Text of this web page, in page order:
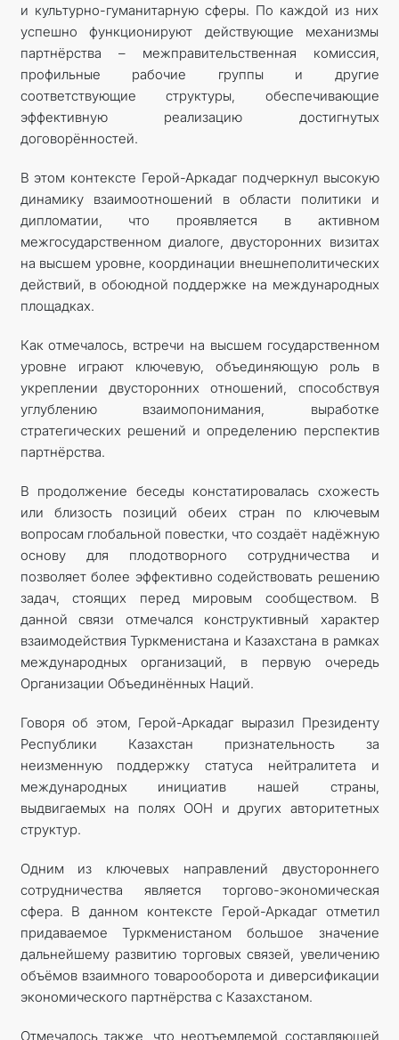
и культурно-гуманитарную сферы. По каждой из них
успешно функционируют действующие механизмы
партнёрства – межправительственная комиссия,
профильные рабочие группы и другие
соответствующие структуры, обеспечивающие
эффективную реализацию достигнутых
договорённостей.
В этом контексте Герой-Аркадаг подчеркнул высокую
динамику взаимоотношений в области политики и
дипломатии, что проявляется в активном
межгосударственном диалоге, двусторонних визитах
на высшем уровне, координации внешнеполитических
действий, в обоюдной поддержке на международных
площадках.
Как отмечалось, встречи на высшем государственном
уровне играют ключевую, объединяющую роль в
укреплении двусторонних отношений, способствуя
углублению взаимопонимания, выработке
стратегических решений и определению перспектив
партнёрства.
В продолжение беседы констатировалась схожесть
или близость позиций обеих стран по ключевым
вопросам глобальной повестки, что создаёт надёжную
основу для плодотворного сотрудничества и
позволяет более эффективно содействовать решению
задач, стоящих перед мировым сообществом. В
данной связи отмечался конструктивный характер
взаимодействия Туркменистана и Казахстана в рамках
международных организаций, в первую очередь
Организации Объединённых Наций.
Говоря об этом, Герой-Аркадаг выразил Президенту
Республики Казахстан признательность за
неизменную поддержку статуса нейтралитета и
международных инициатив нашей страны,
выдвигаемых на полях ООН и других авторитетных
структур.
Одним из ключевых направлений двустороннего
сотрудничества является торгово-экономическая
сфера. В данном контексте Герой-Аркадаг отметил
придаваемое Туркменистаном большое значение
дальнейшему развитию торговых связей, увеличению
объёмов взаимного товарооборота и диверсификации
экономического партнёрства с Казахстаном.
Отмечалось также, что неотъемлемой составляющей